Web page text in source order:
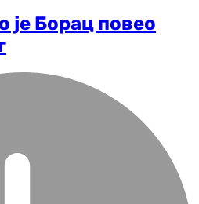
је Борац повео